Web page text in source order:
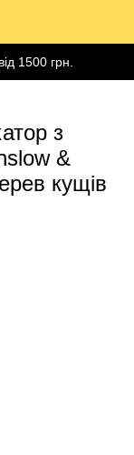
1500 грн.
з
&
кущів